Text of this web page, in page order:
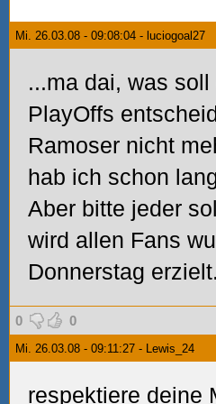
Mi. 26.03.08 - 09:08:04 - luciogoal27
...ma dai, was soll
PlayOffs
Ramoser nicht
hab ich schon
Aber bitte jeder
wird allen Fans
Donnerstag erzielt.
0 0
Mi. 26.03.08 - 09:11:27 - Lewis_24
respektiere deine